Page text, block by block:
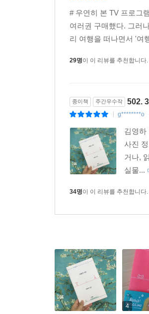
대한 반짝이는 해석이 담
하면 현명하게 살아갈 수
규정할 수밖에 없는 이유
글이기도 하다.
인생의 원점이 된다. 일상
이번 생은 떠돌면서 살 운
# 우연히 본 TV 프로그
여러권 구매했다. 그러
리 여행을 떠나면서 '여
29명이 이 리뷰를 추천합니다.
종이책 주간우수작 502.
g********o
김영하
사진
거나,
실물...
34명이 이 리뷰를 추천합니다.
4